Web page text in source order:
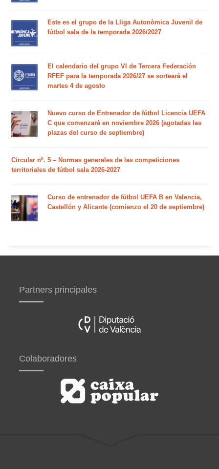
Este es el grupo de la Lliga Autonòmica Juvenil de
fútbol sala de la temporada 2026/2027
El calendario del grupo VI de Tercera Federación
RFEF para la temporada 2026/27 se sorteará el
martes 4 de agosto
Nuevo curso de Entrenador de fútbol Licencia UEFA
C que comenzará en noviembre 2026 (agotadas las
plazas del curso de septiembre)
Circular nº. 5 – Normas generales de las competiciones
territoriales de fútbol sala 2026-2027
Curso de entrenador de fútbol UEFA B en Valencia,
Castellón y Alicante (comienzo el 20 de septiembre)
Partners principales
Colaboradores